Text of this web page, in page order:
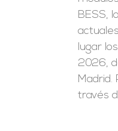
BESS,
lugar
2026,
Madrid.
través